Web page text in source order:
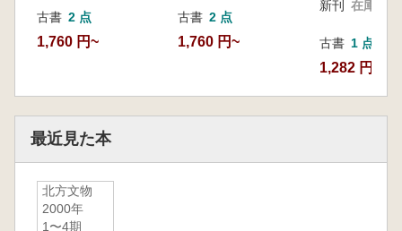
古書 2 点
1,760 円~
古書 2 点
1,760 円~
新刊 在庫なし
古書 1 点
1,282 円
最近見た本
北方文物
2000年
1〜4期